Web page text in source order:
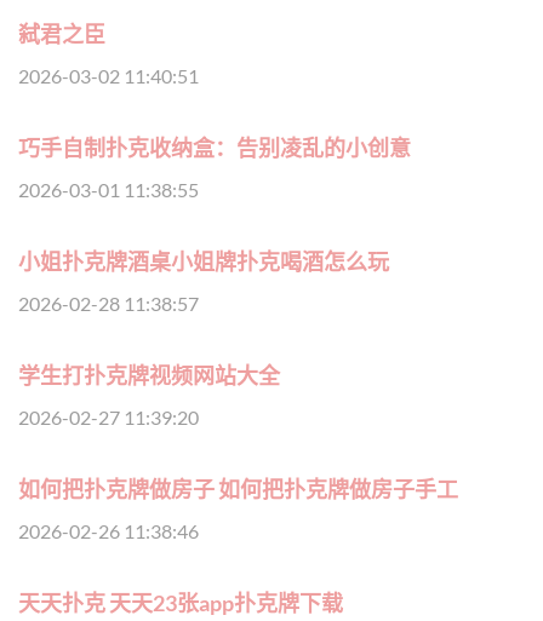
弑君之臣
2026-03-02 11:40:51
巧手自制扑克收纳盒：告别凌乱的小创意
2026-03-01 11:38:55
小姐扑克牌酒桌小姐牌扑克喝酒怎么玩
2026-02-28 11:38:57
学生打扑克牌视频网站大全
2026-02-27 11:39:20
如何把扑克牌做房子 如何把扑克牌做房子手工
2026-02-26 11:38:46
天天扑克 天天23张app扑克牌下载